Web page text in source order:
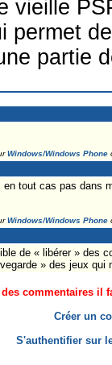
vieille
permet
partie
Windows/Windows Phone
tout cas pas dans
Windows/Windows Phone
de « libérer » des
» des jeux qui
commentaires il
Créer un
S'authentifier sur